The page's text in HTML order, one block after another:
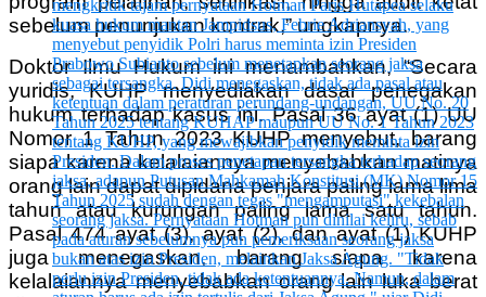
sebelum penunjukan kontrak,” ungkapnya.
Doktor Ilmu Hukum ini menambahkan, “Secara
yuridis, KUHP menyediakan dasar penegakan
hukum terhadap kasus ini. Pasal 36 ayat (1) UU
Nomor 1 Tahun 2023 KUHP menyebut, barang
siapa karena kelalaiannya menyebabkan matinya
orang lain dapat dipidana penjara paling lama lima
tahun atau kurungan paling lama satu tahun.
Pasal 474 ayat (3), ayat (2), dan ayat (1) KUHP
juga menegaskan, barang siapa karena
kelalaiannya menyebabkan orang lain luka berat